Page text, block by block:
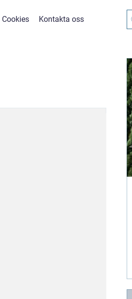
Cookies Kontakta oss